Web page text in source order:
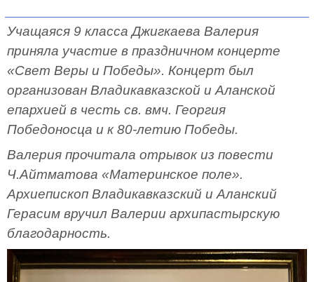
Учащаяся 9 класса Джигкаева Валерия
приняла участие в праздничном концерте
«Свет Веры и Победы». Концерт был
организован Владикавказской и Аланской
епархией в честь св. вмч. Георгия
Победоносца и к 80-летию Победы.
Валерия прочитала отрывок из повести
Ч.Айтматова «Материнское поле».
Архиепископ Владикавказский и Аланский
Герасим вручил Валерии архипастырскую
благодарность.